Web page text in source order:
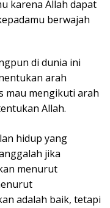
karena Allah dapat
berwajah
di dunia ini
arah
mau mengikuti arah
Allah.
hidup yang
jika
menurut
adalah baik, tetapi